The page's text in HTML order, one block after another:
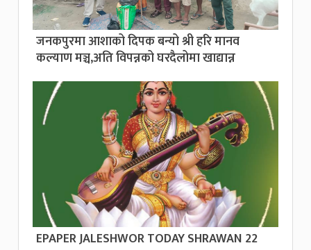
जनकपुरमा आशाको दिपक बन्यो श्री हरि मानव
कल्याण मञ्च,अति विपन्नको घरदैलोमा खाद्यान्न
EPAPER JALESHWOR TODAY SHRAWAN 22